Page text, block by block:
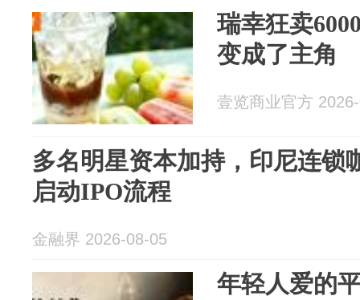
瑞幸狂卖
变成了主角
壹览商业官方
多名明星资本加持，印尼连锁
启动IPO流程
金融界 2026-08-05
年轻人爱的